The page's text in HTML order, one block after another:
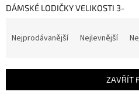
DÁMSKÉ LODIČKY VELIKOSTI 3-
í
Nejprodávanější Nejlevnější
ZAVŘÍT